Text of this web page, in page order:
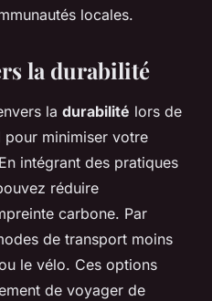
locales.
la durabilité
la durabilité lors de
pour minimiser votre
intégrant des pratiques
réduire
carbone. Par
de transport moins
le vélo. Ces options
de voyager de